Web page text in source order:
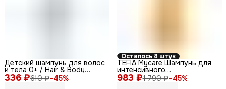
336 ₽610 ₽−45%
Детский шампунь для волос
и тела 0+ / Hair & Body
Shampoo, 200 мл
Осталось 8 штук
983 ₽1 790 ₽−45%
TEFIA Mycare Шампунь для
интенсивного
восстановления волос /
Shampoo for Damaged Hair,